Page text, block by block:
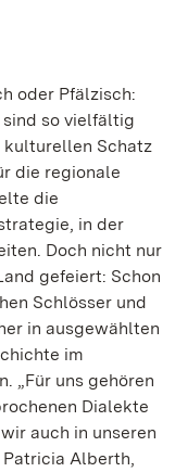
oder Pfälzisch:
so vielfältig
kulturellen Schatz
die regionale
die
in der
Doch nicht nur
gefeiert: Schon
Schlösser und
in ausgewählten
im
„Für uns gehören
Dialekte
auch in unseren
Alberth,